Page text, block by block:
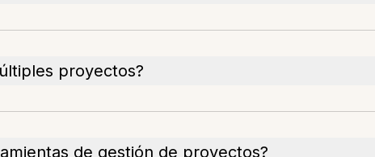
proyectos?
de gestión de proyectos?